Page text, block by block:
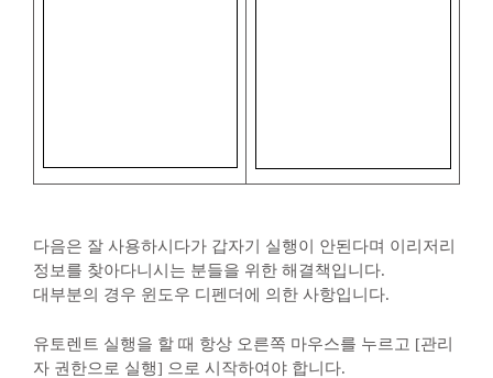
다음은 잘 사용하시다가 갑자기 실행이 안된다며 이리저리
정보를 찾아다니시는 분들을 위한 해결책입니다.
대부분의 경우 윈도우 디펜더에 의한 사항입니다.
유토렌트 실행을 할 때 항상 오른쪽 마우스를 누르고 [관리
자 권한으로 실행] 으로 시작하여야 합니다.